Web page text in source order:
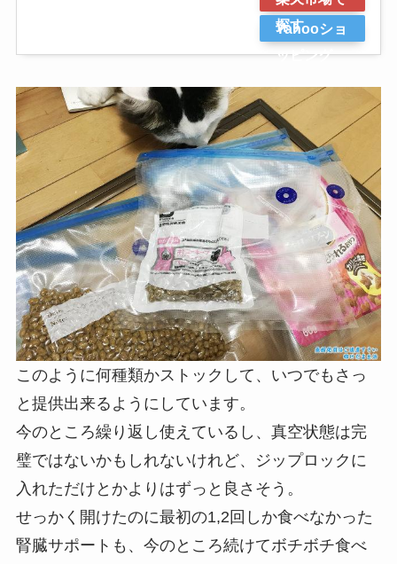
探す
Yahooショ
ッピング
このように何種類かストックして、いつでもさっ
と提供出来るようにしています。
今のところ繰り返し使えているし、真空状態は完
璧ではないかもしれないけれど、ジップロックに
入れただけとかよりはずっと良さそう。
せっかく開けたのに最初の1,2回しか食べなかった
腎臓サポートも、今のところ続けてボチボチ食べ